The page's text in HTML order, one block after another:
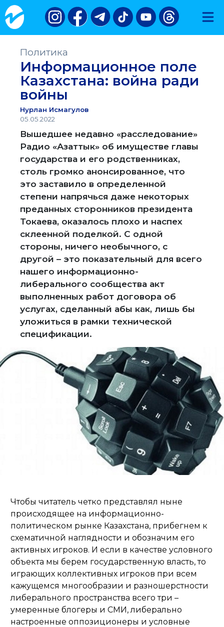
Политика
Информационное поле
Казахстана: война ради
войны
Нурлан Исмагулов
05.05.2022
Вышедшее недавно «расследование»
Радио «Азаттык» об имуществе главы
государства и его родственниках,
столь громко анонсированное, что
это заставило в определенной
степени напрячься даже некоторых
преданных сторонников президента
Токаева, оказалось плохо и наспех
склеенной поделкой. С одной
стороны, ничего необычного, с
другой – это показательный для всего
нашего информационно-
либерального сообщества акт
выполненных работ договора об
услугах, сделанный абы как, лишь бы
уложиться в рамки технической
спецификации.
Чтобы читатель четко представлял ныне
происходящее на информационно-
политическом рынке Казахстана, прибегнем к
схематичной наглядности и обозначим его
активных игроков. И если в качестве условного
объекта мы берем государственную власть, то
играющих коллективных игроков при всем
кажущемся многообразии и разношерстности
либерального пространства всего три –
умеренные блогеры и СМИ, либерально
настроенные оппозиционеры и условные